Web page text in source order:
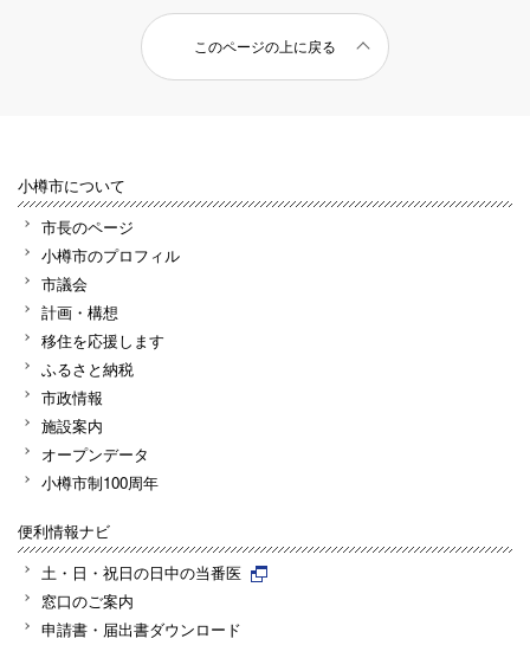
このページの上に戻る
小樽市について
市長のページ
小樽市のプロフィル
市議会
計画・構想
移住を応援します
ふるさと納税
市政情報
施設案内
オープンデータ
小樽市制100周年
便利情報ナビ
土・日・祝日の日中の当番医
窓口のご案内
申請書・届出書ダウンロード